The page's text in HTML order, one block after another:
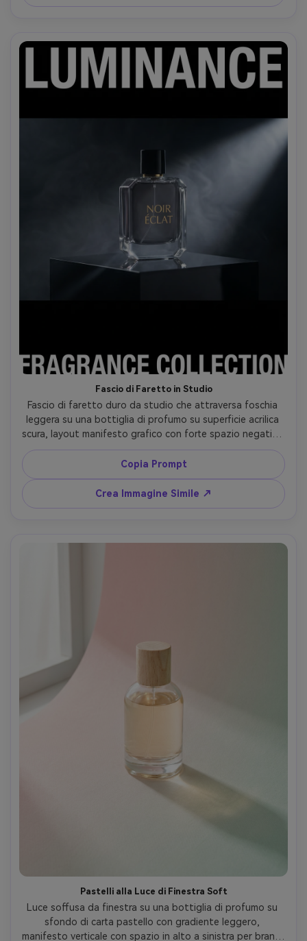
ad alta risoluzione --ar 4:5
Fascio di Faretto in Studio
Fascio di faretto duro da studio che attraversa foschia
leggera su una bottiglia di profumo su superficie acrilica
scura, layout manifesto grafico con forte spazio negativo
per tipografia, strobe con snoot e bordi controllati,
Canon EOS R5, 100mm macro, composizione centrale,
mood high-fashion, controllo speculare fotorealistico e
margini d’ombra nitidi, ultra definito, alta risoluzione --ar
4:5
Copia Prompt
Crea Immagine Simile ↗
Pastelli alla Luce di Finestra Soft
Luce soffusa da finestra su una bottiglia di profumo su
sfondo di carta pastello con gradiente leggero,
manifesto verticale con spazio in alto a sinistra per brand,